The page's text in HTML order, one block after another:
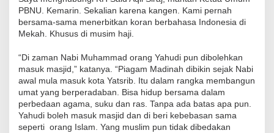
PBNU. Kemarin. Sekalian karena kangen. Kami pernah
bersama-sama menerbitkan koran berbahasa Indonesia di
Mekah. Khusus di musim haji.
“Di zaman Nabi Muhammad orang Yahudi pun dibolehkan
masuk masjid,” katanya. “Piagam Madinah dibikin sejak Nabi
awal mula masuk kota Yatsrib. Itu dalam rangka membangun
umat yang berperadaban. Bisa hidup bersama dalam
perbedaan agama, suku dan ras. Tanpa ada batas apa pun.
Yahudi boleh masuk masjid dan di beri kebebasan sama
seperti orang Islam. Yang muslim pun tidak dibedakan